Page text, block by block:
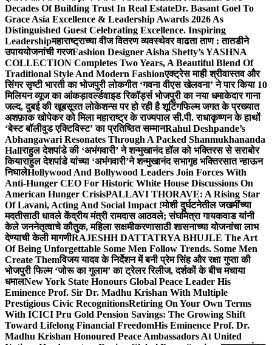
Decades Of Building Trust In Real EstateDr. Basant Goel To
Grace Asia Excellence & Leadership Awards 2026 As
Distinguished Guest Celebrating Excellence. Inspiring
Leadershipमहाराष्ट्राच्या वीज वितरण व्यवस्थेवर वाढता ताण : तातडीने
उपाययोजनांची गरजFashion Designer Aisha Shetty’s YASHNA
COLLECTION Completes Two Years, A Beautiful Blend Of
Traditional Style And Modern Fashionएक्ट्रेस माही श्रीवास्तव और
सिंगर सृष्टी भारती का भोजपुरी लोकगीत ‘गवना वीएस खेलवना’ ने पार किया 10
मिलियन व्यूज का आंकड़ावर्ल्डवाइड रिकॉर्ड्स भोजपुरी का नया धमाकेदार गाना
जल्द, दुबई की खूबसूरत लोकेशन्स पर हो रही है शूटिंगफिल्म जगत के प्रख्यात
अशफ़ाक खोपेकर को मिला महाराष्ट्र के राज्यपाल सी.पी. राधाकृष्णन के हाथों
‘बेस्ट बॉलीवुड एक्टिविस्ट’ का प्रतिष्ठित सम्मानRahul Deshpande’s
Abhangawari Resonates Through A Packed Shanmukhananda
Hallराहुल देशपांडे की ‘अभंगवारी’ ने शन्मुखानंद हॉल को भक्तिरस से सराबोर
कियाराहुल देशपांडे यांच्या ‘अभंगवारी’ने शन्मुखानंद सभागृह भक्तिरसात न्हाऊन
निघालेHollywood And Bollywood Leaders Join Forces With
Anti-Hunger CEO For Historic White House Discussions On
American Hunger CrisisPALLAVI THORAVE: A Rising Star
Of Lavani, Acting And Social Impact !मोशी दुर्घटनेतील जखमींच्या
मदतीसाठी धावले केंद्रीय मंत्री रामदास आठवले; संघमित्रा गायकवाड यांनी
केले जननेतृत्वाचे कौतुक, महिला सक्षमीकरणासाठी शासनाच्या योजनांचा लाभ
देण्याची केली मागणीRAJESHH DATTATRYA BHUJLE The Art
Of Being Unforgettable Some Men Follow Trends. Some Men
Create Themविजय यादव के निर्देशन में बनी प्रेम सिंह और रक्षा गुप्ता की
भोजपुरी फिल्म ‘जोरू का गुलाम’ का ट्रेलर रिलीज, दर्शकों के बीच मचाया
धमालNew York State Honours Global Peace Leader His
Eminence Prof. Sir Dr. Madhu Krishan With Multiple
Prestigious Civic RecognitionsRetiring On Your Own Terms
With ICICI Pru Gold Pension Savings: The Growing Shift
Toward Lifelong Financial FreedomHis Eminence Prof. Dr.
Madhu Krishan Honoured Peace Ambassadors At United